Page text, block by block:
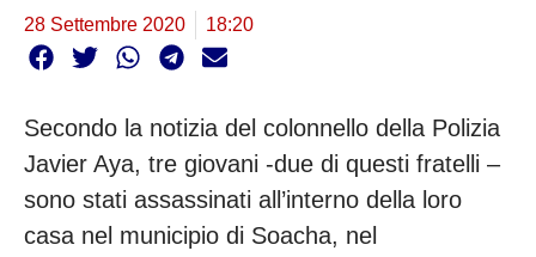
28 Settembre 2020 18:20
Secondo la notizia del colonnello della Polizia
Javier Aya, tre giovani -due di questi fratelli –
sono stati assassinati all’interno della loro
casa nel municipio di Soacha, nel